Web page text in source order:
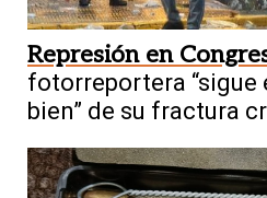
Represión en
fotorreportera “sigue
bien” de su fractura